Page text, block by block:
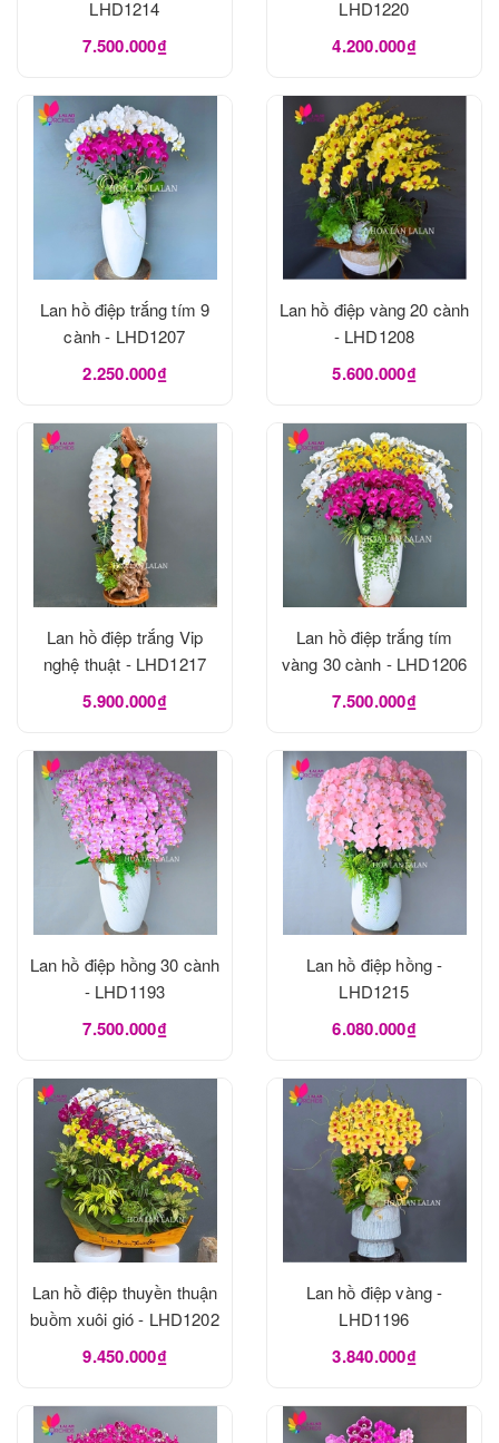
LHD1214
7.500.000₫
LHD1220
4.200.000₫
Lan hồ điệp trắng tím 9
cành - LHD1207
2.250.000₫
Lan hồ điệp vàng 20 cành
- LHD1208
5.600.000₫
Lan hồ điệp trắng Vip
nghệ thuật - LHD1217
5.900.000₫
Lan hồ điệp trắng tím
vàng 30 cành - LHD1206
7.500.000₫
Lan hồ điệp hồng 30 cành
- LHD1193
7.500.000₫
Lan hồ điệp hồng -
LHD1215
6.080.000₫
Lan hồ điệp thuyền thuận
buồm xuôi gió - LHD1202
9.450.000₫
Lan hồ điệp vàng -
LHD1196
3.840.000₫